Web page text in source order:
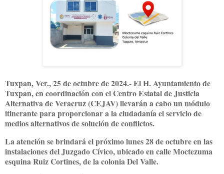
Tuxpan, Ver., 25 de octubre de 2024.- El H. Ayuntamiento de
Tuxpan, en coordinación con el Centro Estatal de Justicia
Alternativa de Veracruz (CEJAV) llevarán a cabo un módulo
itinerante para proporcionar a la ciudadanía el servicio de
medios alternativos de solución de conflictos.
La atención se brindará el próximo lunes 28 de octubre en las
instalaciones del Juzgado Cívico, ubicado en calle Moctezuma
esquina Ruiz Cortines, de la colonia Del Valle.